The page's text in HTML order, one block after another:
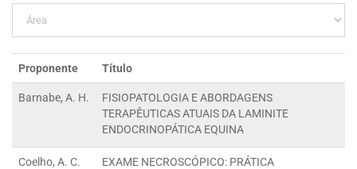
Proponente Título
Barnabe, A. H.
FISIOPATOLOGIA E ABORDAGENS
TERAPÊUTICAS ATUAIS DA LAMINITE
ENDOCRINOPÁTICA EQUINA
Coelho, A. C.
EXAME NECROSCÓPICO: PRÁTICA